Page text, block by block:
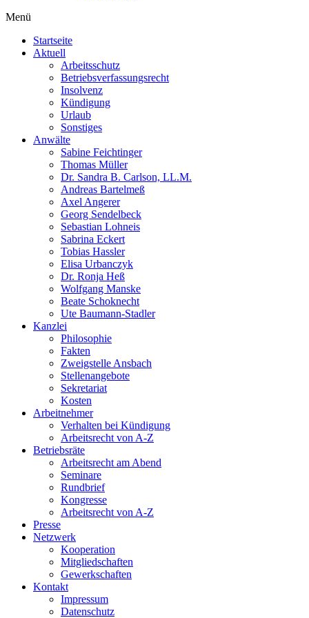
Menü
Startseite
Aktuell
Arbeitsschutz
Betriebsverfassungsrecht
Insolvenz
Kündigung
Urlaub
Sonstiges
Anwälte
Sabine Feichtinger
Thomas Müller
Dr. Sandra B. Carlson, LL.M.
Andreas Bartelmeß
Axel Angerer
Georg Sendelbeck
Sebastian Lohneis
Sabrina Eckert
Tobias Hassler
Elisa Urbanczyk
Dr. Ronja Heß
Wolfgang Manske
Beate Schoknecht
Ute Baumann-Stadler
Kanzlei
Philosophie
Fakten
Zweigstelle Ansbach
Stellenangebote
Sekretariat
Kosten
Arbeitnehmer
Verhalten bei Kündigung
Arbeitsrecht von A-Z
Betriebsräte
Arbeitsrecht am Abend
Seminare
Rundbrief
Kongresse
Arbeitsrecht von A-Z
Presse
Netzwerk
Kooperation
Mitgliedschaften
Gewerkschaften
Kontakt
Impressum
Datenschutz